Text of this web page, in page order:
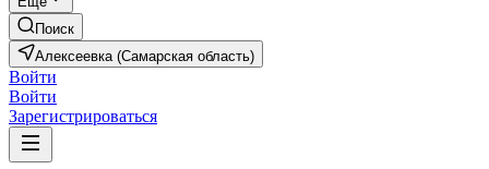
Поиск
Алексеевка (Самарская область)
Войти
Войти
Зарегистрироваться